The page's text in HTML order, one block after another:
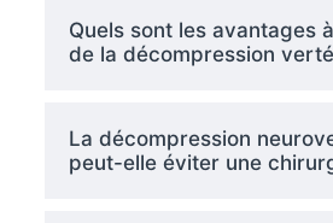
Quels sont les avantages
de la décompression
La décompression
peut-elle éviter une